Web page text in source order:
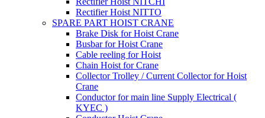
Rectifier Hoist NITTO
SPARE PART HOIST CRANE
Brake Disk for Hoist Crane
Busbar for Hoist Crane
Cable reeling for Hoist
Chain Hoist for Crane
Collector Trolley / Current Collector for Hoist
Crane
Conductor for main line Supply Electrical (
KYEC )